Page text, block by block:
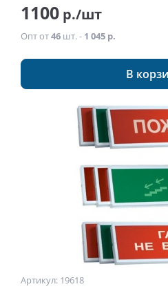
1100 р./шт
Опт от46 шт. - 1 045 р.
В
Артикул: 19618